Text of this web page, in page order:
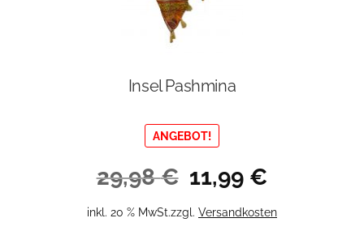
Insel Pashmina
ANGEBOT!
29,98€
Ursprünglicher
Preis
war:
11,99 €
ist:
inkl. 20 % MwSt.zzgl. Versandkosten